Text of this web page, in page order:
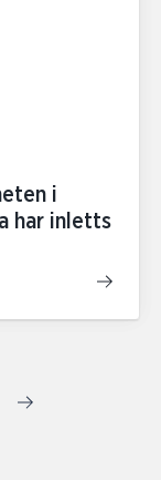
i
har inletts